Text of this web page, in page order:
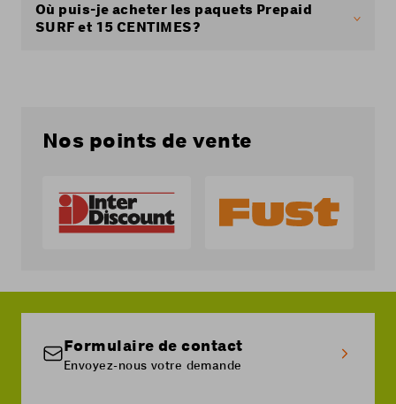
Où puis-je acheter les paquets Prepaid
SURF et 15 CENTIMES?
SMS au 506 avec le mot clé SURF ou QUINZE.
code qui vous permettra de recharger
directement votre paquet. Pour acheter un
paquet par SMS ou en ligne, vous devez
Nos points de vente
Formulaire de contact
Envoyez-nous votre demande